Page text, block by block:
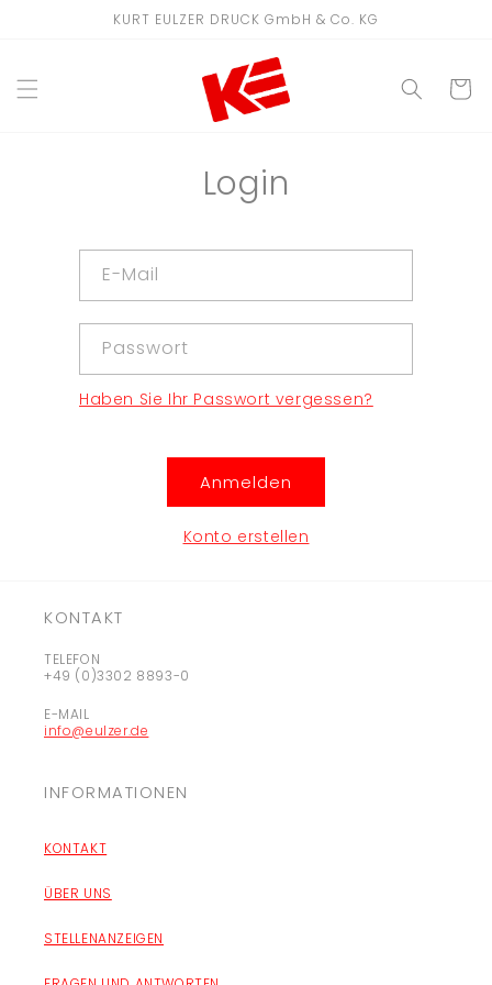
KURT EULZER DRUCK GmbH & Co. KG
Login
E-Mail
Passwort
Haben Sie Ihr Passwort vergessen?
Anmelden
Konto erstellen
KONTAKT
TELEFON
+49 (0)3302 8893-0
E-MAIL
info@eulzer.de
INFORMATIONEN
KONTAKT
ÜBER UNS
STELLENANZEIGEN